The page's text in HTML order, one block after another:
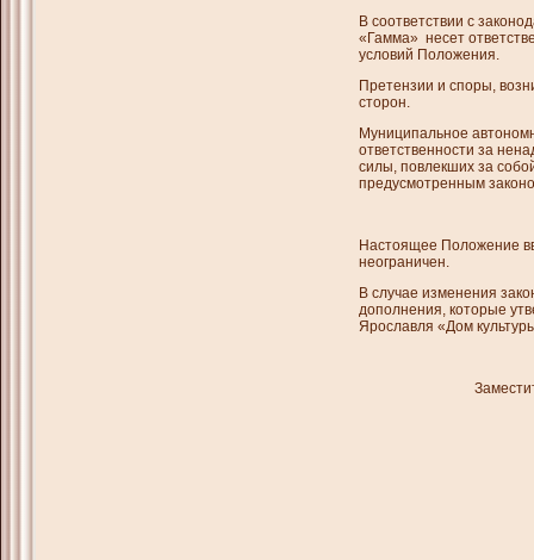
В соответствии с
«Гамма» несет
условий Положения.
Претензии и споры,
сторон.
Муниципальное
ответственности за
силы, повлекших за
предусмотренным
Настоящее Положение
неограничен.
В случае изменения
дополнения, которые
Ярославля «Дом